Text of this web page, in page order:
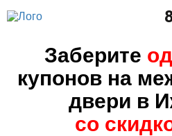
Заберите
купонов на
двери в
со